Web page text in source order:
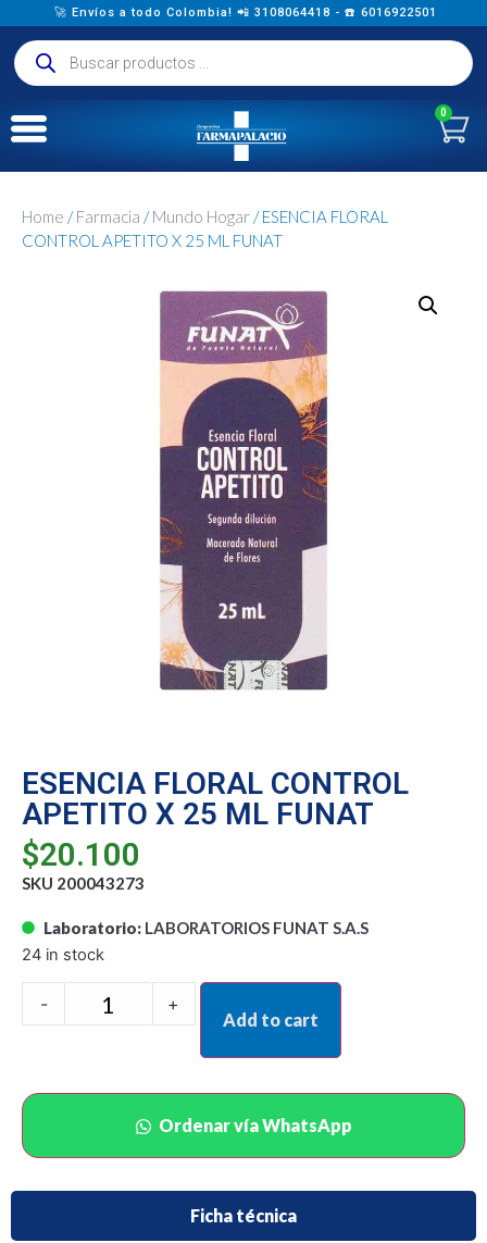
🚀 Envíos a todo Colombia! 📲 3108064418 - ☎️ 6016922501
0
Home /Farmacia /Mundo Hogar / ESENCIA FLORAL
CONTROL APETITO X 25 ML FUNAT
ESENCIA FLORAL CONTROL
APETITO X 25 ML FUNAT
$20.100
SKU 200043273
Laboratorio: LABORATORIOS FUNAT S.A.S
24 in stock
- +
Add to cart
Ordenar vía WhatsApp
Ficha técnica